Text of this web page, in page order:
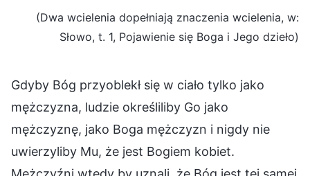
(Dwa wcielenia dopełniają znaczenia wcielenia, w:
Słowo, t. 1, Pojawienie się Boga i Jego dzieło)
Gdyby Bóg przyoblekł się w ciało tylko jako
mężczyzna, ludzie określiliby Go jako
mężczyznę, jako Boga mężczyzn i nigdy nie
uwierzyliby Mu, że jest Bogiem kobiet.